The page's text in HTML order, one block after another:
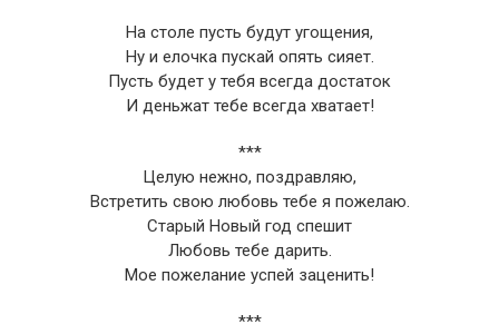
На столе пусть будут угощения,
Ну и елочка пускай опять сияет.
Пусть будет у тебя всегда достаток
И деньжат тебе всегда хватает!
***
Целую нежно, поздравляю,
Встретить свою любовь тебе я пожелаю.
Старый Новый год спешит
Любовь тебе дарить.
Мое пожелание успей заценить!
***